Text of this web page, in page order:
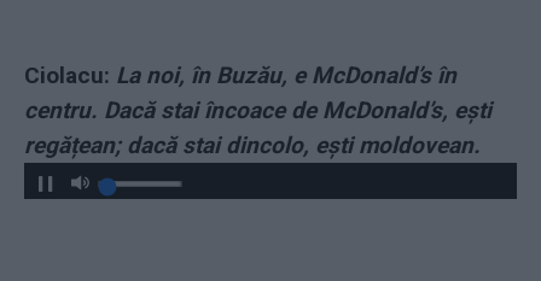
Ciolacu: La noi, în Buzău, e McDonald’s în
centru. Dacă stai încoace de McDonald’s, ești
regățean; dacă stai dincolo, ești moldovean.